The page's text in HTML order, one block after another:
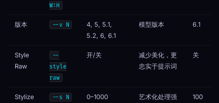
W:H
版本 --v N
4, 5, 5.1,
5.2, 6, 6.1
模型版本 6.1
Style
Raw
--
style
raw
开/关
减少美化，更
忠实于提示词
关
Stylize --s N 0–1000 艺术化处理强 100